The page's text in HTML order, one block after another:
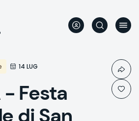
14 LUG
- Festa
di San